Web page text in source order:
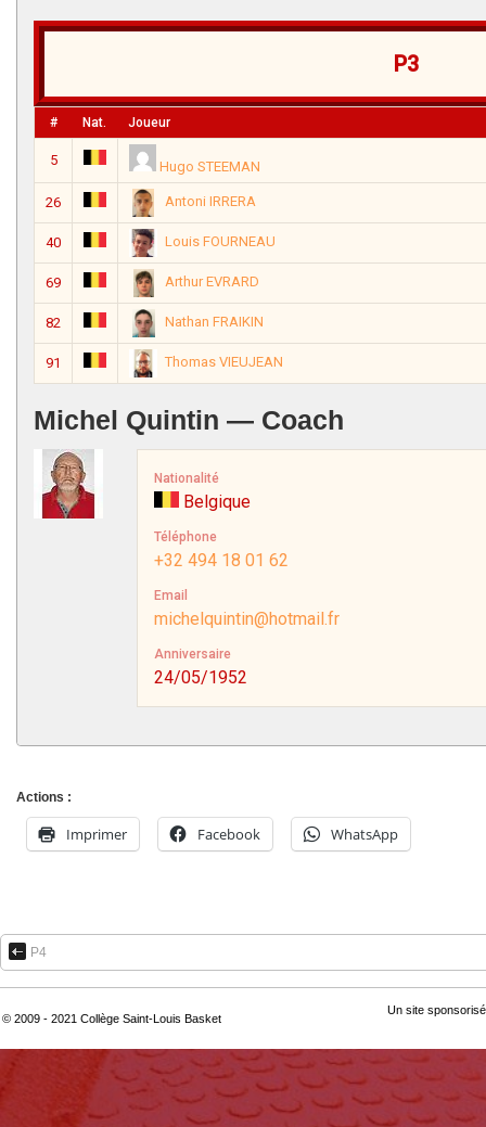
P3
# Nat. Joueur
5 Hugo STEEMAN
26 Antoni IRRERA
40 Louis FOURNEAU
69 Arthur EVRARD
82 Nathan FRAIKIN
91 Thomas VIEUJEAN
Michel Quintin — Coach
Nationalité
Belgique
Téléphone
+32 494 18 01 62
Email
michelquintin@hotmail.fr
Anniversaire
24/05/1952
Actions :
Imprimer Facebook WhatsApp
P4
© 2009 - 2021 Collège Saint-Louis Basket
Un site